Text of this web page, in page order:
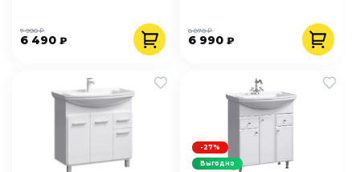
6 490 ₽
7 990 ₽
6 990₽
8 870 ₽
-27%
Выгодно